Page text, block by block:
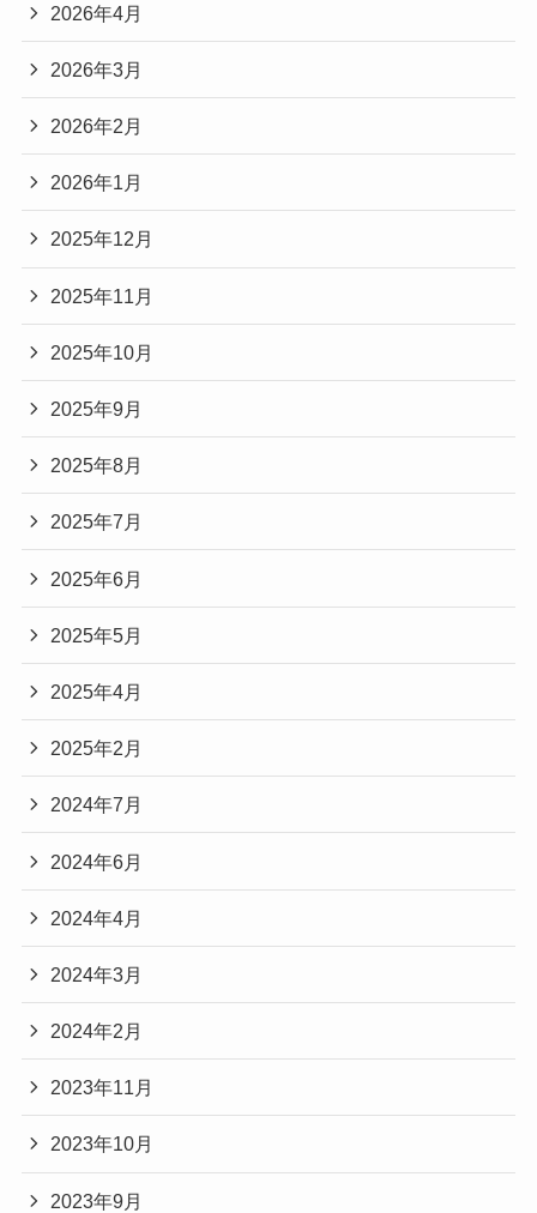
2026年4月
2026年3月
2026年2月
2026年1月
2025年12月
2025年11月
2025年10月
2025年9月
2025年8月
2025年7月
2025年6月
2025年5月
2025年4月
2025年2月
2024年7月
2024年6月
2024年4月
2024年3月
2024年2月
2023年11月
2023年10月
2023年9月